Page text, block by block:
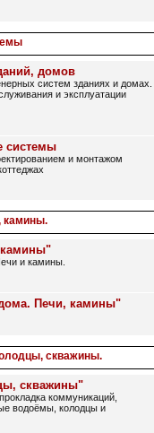
домов
систем зданиях и домах.
и эксплуатации
системы
и монтажом
камины.
и камины.
Печи, камины"
скважины.
скважины"
коммуникаций,
водоёмы, колодцы и